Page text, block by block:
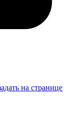
на странице